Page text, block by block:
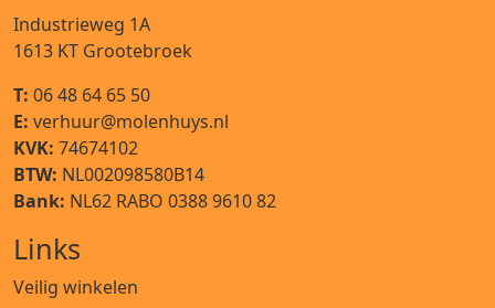
Industrieweg 1A
1613 KT Grootebroek
T: 06 48 64 65 50
E: verhuur@molenhuys.nl
KVK: 74674102
BTW: NL002098580B14
Bank: NL62 RABO 0388 9610 82
Links
Veilig winkelen